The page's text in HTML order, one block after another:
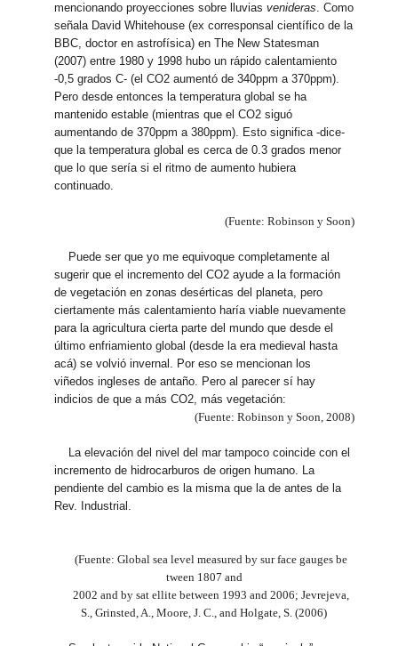
mencionando proyecciones sobre lluviasvenideras. Como
señala David Whitehouse (ex corresponsal científico de la
BBC, doctor en astrofísica) en The New Statesman
(2007) entre 1980 y 1998 hubo un rápido calentamiento
-0,5 grados C- (el CO2 aumentó de 340ppm a 370ppm).
Pero desde entonces la temperatura global se ha
mantenido estable (mientras que el CO2 siguó
aumentando de 370ppm a 380ppm). Esto significa -dice-
que la temperatura global es cerca de 0.3 grados menor
que lo que sería si el ritmo de aumento hubiera
continuado.
(Fuente: Robinson y Soon)
Puede ser que yo me equivoque completamente al
sugerir que el incremento del CO2 ayude a la formación
de vegetación en zonas desérticas del planeta, pero
ciertamente más calentamiento haría viable nuevamente
para la agricultura cierta parte del mundo que desde el
último enfriamiento global (desde la era medieval hasta
acá) se volvió invernal. Por eso se mencionan los
viñedos ingleses de antaño. Pero al parecer sí hay
indicios de que a más CO2, más vegetación:
(Fuente: Robinson y Soon, 2008)
La elevación del nivel del mar tampoco coincide con el
incremento de hidrocarburos de origen humano. La
pendiente del cambio es la misma que la de antes de la
Rev. Industrial.
(Fuente: Global sea level measured by sur face gauges be
tween 1807 and
2002 and by sat ellite between 1993 and 2006; Jevrejeva,
S., Grinsted, A., Moore, J. C., and Holgate, S. (2006)